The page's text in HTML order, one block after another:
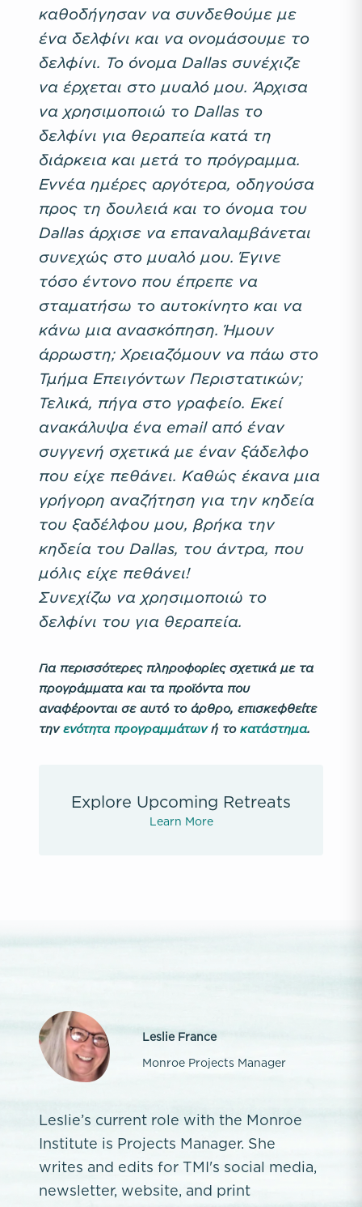
καθοδήγησαν να συνδεθούμε με
ένα δελφίνι και να ονομάσουμε το
δελφίνι. Το όνομα Dallas συνέχιζε
να έρχεται στο μυαλό μου. Άρχισα
να χρησιμοποιώ το Dallas το
δελφίνι για θεραπεία κατά τη
διάρκεια και μετά το πρόγραμμα.
Εννέα ημέρες αργότερα, οδηγούσα
προς τη δουλειά και το όνομα του
Dallas άρχισε να επαναλαμβάνεται
συνεχώς στο μυαλό μου. Έγινε
τόσο έντονο που έπρεπε να
σταματήσω το αυτοκίνητο και να
κάνω μια ανασκόπηση. Ήμουν
άρρωστη; Χρειαζόμουν να πάω στο
Τμήμα Επειγόντων Περιστατικών;
Τελικά, πήγα στο γραφείο. Εκεί
ανακάλυψα ένα email από έναν
συγγενή σχετικά με έναν ξάδελφο
που είχε πεθάνει. Καθώς έκανα μια
γρήγορη αναζήτηση για την κηδεία
του ξαδέλφου μου, βρήκα την
κηδεία του Dallas, του άντρα, που
μόλις είχε πεθάνει!
Συνεχίζω να χρησιμοποιώ το
δελφίνι του για θεραπεία.
Για περισσότερες πληροφορίες σχετικά με τα
προγράμματα και τα προϊόντα που
αναφέρονται σε αυτό το άρθρο, επισκεφθείτε
τηνενότητα προγραμμάτωνή το κατάστημα.
Explore Upcoming Retreats
Learn More
Leslie France
Monroe Projects Manager
Leslie’s current role with the Monroe
Institute is Projects Manager. She
writes and edits for TMI's social media,
newsletter, website, and print